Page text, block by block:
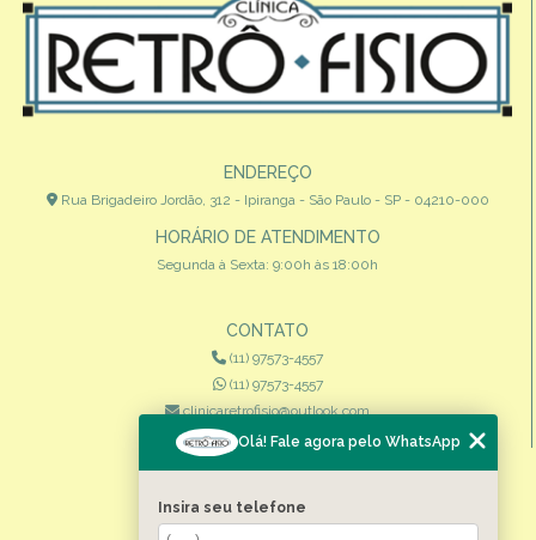
ENDEREÇO
Rua Brigadeiro Jordão, 312 - Ipiranga - São Paulo - SP - 04210-000
HORÁRIO DE ATENDIMENTO
Segunda à Sexta: 9:00h às 18:00h
CONTATO
(11) 97573-4557
(11) 97573-4557
clinicaretrofisio@outlook.com
MENU
HOME
Olá! Fale agora pelo WhatsApp
Insira seu telefone